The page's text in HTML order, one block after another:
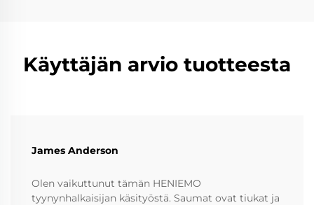
Käyttäjän arvio tuotteesta
James Anderson
Olen vaikuttunut tämän HENIEMO
tyynynhalkaisijan käsityöstä. Saumat ovat tiukat ja